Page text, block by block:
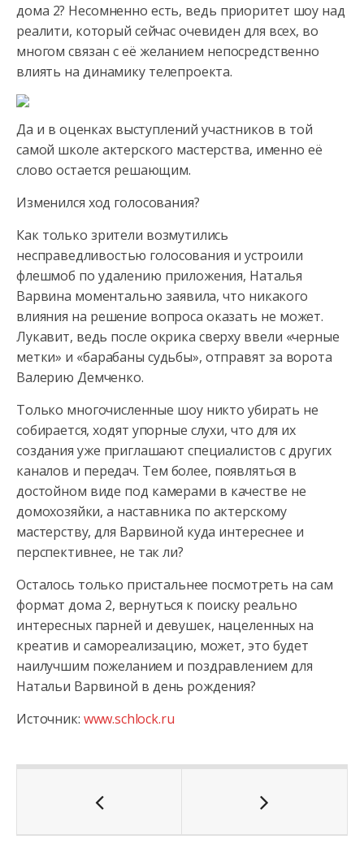
дома 2? Несомненно есть, ведь приоритет шоу над
реалити, который сейчас очевиден для всех, во
многом связан с её желанием непосредственно
влиять на динамику телепроекта.
Да и в оценках выступлений участников в той
самой школе актерского мастерства, именно её
слово остается решающим.
Изменился ход голосования?
Как только зрители возмутились
несправедливостью голосования и устроили
флешмоб по удалению приложения, Наталья
Варвина моментально заявила, что никакого
влияния на решение вопроса оказать не может.
Лукавит, ведь после окрика сверху ввели «черные
метки» и «барабаны судьбы», отправят за ворота
Валерию Демченко.
Только многочисленные шоу никто убирать не
собирается, ходят упорные слухи, что для их
создания уже приглашают специалистов с других
каналов и передач. Тем более, появляться в
достойном виде под камерами в качестве не
домохозяйки, а наставника по актерскому
мастерству, для Варвиной куда интереснее и
перспективнее, не так ли?
Осталось только пристальнее посмотреть на сам
формат дома 2, вернуться к поиску реально
интересных парней и девушек, нацеленных на
креатив и самореализацию, может, это будет
наилучшим пожеланием и поздравлением для
Натальи Варвиной в день рождения?
Источник: www.schlock.ru